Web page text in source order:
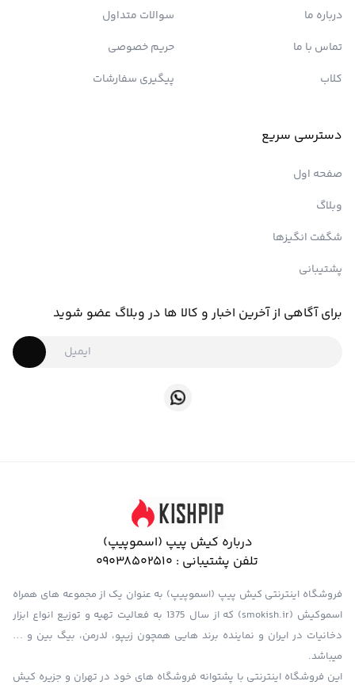
درباره ما
تماس با ما
کلاب
سوالات متداول
حریم خصوصی
پیگیری سفارشات
دسترسی سریع
صفحه اول
وبلاگ
شگفت انگیزها
پشتیبانی
برای آگاهی از آخرین اخبار و کالا ها در وبلاگ عضو شوید
درباره کیش پیپ (اسموپیپ)
تلفن پشتیبانی : 09038502510
فروشگاه اینترنتی کیش پیپ (اسموپیپ) به عنوان یک از مجموعه های همراه
اسموکیش (smokish.ir) که از سال 1375 به فعالیت تهیه و توزیع انواع ابزار
دخانیات در ایران و نماینده برند هایی همچون زیپو، لدرمن، بیگ بین و …
میباشد.
این فروشگاه اینترنتی با پشتوانه فروشگاه های خود در تهران و جزیره کیش